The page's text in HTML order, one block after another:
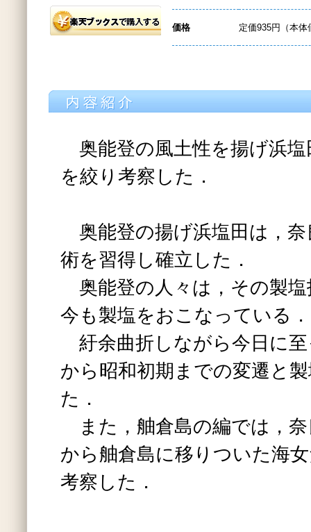
価格 定価935円（本体
奥能登の風土性を揚げ浜塩
を絞り考察した．
奥能登の揚げ浜塩田は，奈
術を習得し確立した．
奥能登の人々は，その製塩
今も製塩をおこなっている．
紆余曲折しながら今日に
から昭和初期までの変遷と
た．
また，舳倉島の編では，奈
から舳倉島に移りついた海
考察した．